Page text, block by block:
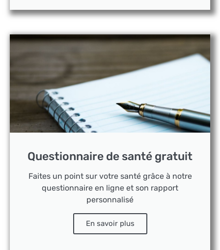
Questionnaire de santé gratuit
Faites un point sur votre santé grâce à notre
questionnaire en ligne et son rapport
personnalisé
En savoir plus